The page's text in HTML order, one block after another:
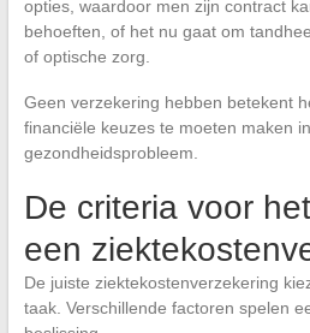
opties, waardoor men zijn contract
behoeften, of het nu gaat om
of optische zorg.
Geen verzekering hebben betekent
financiële keuzes te moeten maken
gezondheidsprobleem.
De criteria voor
een
De juiste ziektekostenverzekering
taak. Verschillende factoren spelen